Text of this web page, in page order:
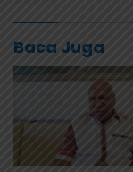
Baca Juga